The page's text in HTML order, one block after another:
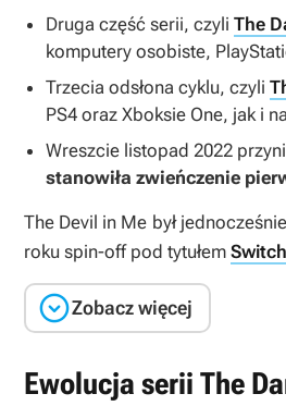
Druga część serii, czyli The
komputery osobiste,
Trzecia odsłona cyklu, czyli
PS4 oraz Xboksie One, jak i
Wreszcie listopad 2022
stanowiła zwieńczenie
The Devil in Me był
roku spin-off pod tytułem
Zobacz więcej
Ewolucja serii The